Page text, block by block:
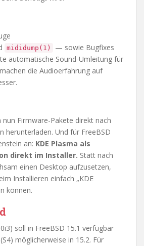
mididump(1)
— sowie Bugfixes
automatische Sound-Umleitung für
die Audioerfahrung auf
nun Firmware-Pakete direkt nach
herunterladen. Und für FreeBSD
an: KDE Plasma als
direkt im Installer. Statt nach
einen Desktop aufzusetzen,
Installieren einfach „KDE
können.
soll in FreeBSD 15.1 verfügbar
möglicherweise in 15.2. Für